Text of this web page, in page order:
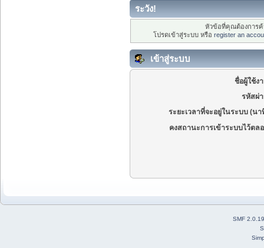
ระวัง!
หัวข้อที่คุณต้องการ
โปรดเข้าสู่ระบบ หรือ register an
เข้าสู่ระบบ
ชื่อผู้ใช้ง
รหัสผ่
ระยะเวลาที่จะอยู่ในระบบ (นา
คงสถานะการเข้าระบบไว้ตล
SMF 2.0.19